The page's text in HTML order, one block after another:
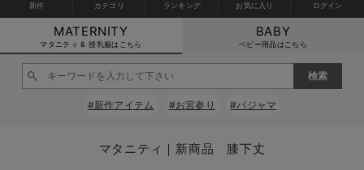
マタニティウェア全て
マタニティ ワンピース
マタニティ 下着・インナー全て
授乳ブラ・マタニティブラ（マタニティインナー・産後用品）
授乳服全て
マタニティ フォーマル全て
マタニティ スーツ
授乳用品全て
妊婦用 抱き枕・授乳クッション
マタニティレッグウェア全て
マタニティストッキング・タイツ
マタニティ ボディケア全て
アウトレット全て
【アウトレット】ワンピース
特集全て
再入荷全て
再入荷｜インナー
戻る
送料無料アイテム全て
ワンピース
戻る
ブラキャミ おまとめ
戻る
【37周年祭セール】
【37周年祭セール】
戻る
気温差別オススメア
【15℃】3月下旬～
戻る
動きやすく着回しで
戻る
強撚スムース(コスパ
戻る
マタニティウェア
【おまとめ割】パジ
戻る
こだわりの履き心地
カジュアル
戻る
ジャケット派
戻る
出産準備応援割全て
マタニティパジャマ
戻る
【オフィスカジュア
戻る
レギンスタイプ
戻る
【フォーマル】ワン
戻る
【ベビー】長袖
戻る
ハンカチ
戻る
快適ウェア10%OFF
戻る
春のマタニティワン
セットアップ・ レイ
戻る
Gift Selection 出産
〜3,000円（税込）
戻る
冬の冷え対策インナ
薄くてあったか
戻る
入院準備の持ち物チ
入院してすぐ使うグ
戻る
冬のあったか特集全て
【冬のあったか特集
新作 カテゴリ ランキング お気に入り ログイン
MATERNITY
マタニティ & 授乳服はこちら
BABY
ベビー用品はこちら
#新作アイテム #お宮参り #パジャマ
マタニティ｜新商品 膝下丈
カートに入れる
閉じる